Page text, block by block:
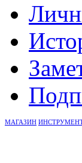
МАГАЗИН ИНСТРУМЕН